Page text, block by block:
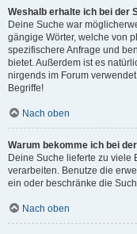
Weshalb erhalte ich bei der
Deine Suche war
gängige Wörter, welche von
spezifischere Anfrage und
bietet. Außerdem ist es
nirgends im Forum
Begriffe!
Nach oben
Warum bekomme ich bei
Deine Suche lieferte zu viele
verarbeiten. Benutze die
ein oder beschränke die
Nach oben